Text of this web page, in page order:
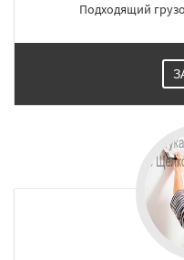
Подходящий